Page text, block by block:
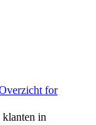
for
klanten in